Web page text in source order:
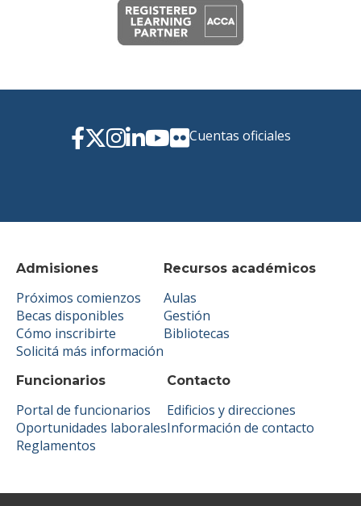
Admisiones
Próximos comienzos
Becas disponibles
Cómo inscribirte
Solicitá más información
Recursos académicos
Aulas
Gestión
Bibliotecas
Funcionarios
Portal de funcionarios
Oportunidades laborales
Reglamentos
Contacto
Edificios y direcciones
Información de contacto
Cuentas oficiales